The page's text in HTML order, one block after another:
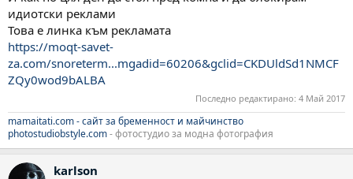
идиотски реклами
Това е линка към рекламата
https://moqt-savet-
za.com/snoreterm...mgadid=60206&gclid=CKDUldSd1NMCF
ZQy0wod9bALBA
Последно редактирано: 4 Май 2017
mamaitati.com - сайт за бременност и майчинство
photostudiobstyle.com- фотостудио за модна фотография
karlson